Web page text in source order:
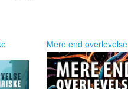
Mere end overlevelse